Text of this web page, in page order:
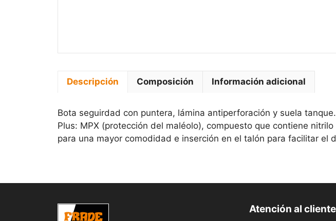
Descripción Composición Información adicional
Bota seguirdad con puntera, lámina antiperforación y suela tanque.
Plus: MPX (protección del maléolo), compuesto que contiene
para una mayor comodidad e inserción en el talón para facilitar el
Atención al cliente